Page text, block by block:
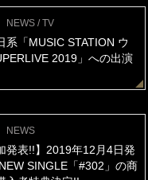
NEWS / TV
系「MUSIC STATION ウ
2019」への出演
NEWS
発表!!】2019年12月4日発
SINGLE「#302」の商